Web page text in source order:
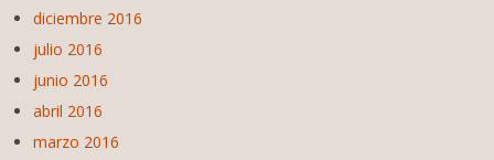
diciembre 2016
julio 2016
junio 2016
abril 2016
marzo 2016